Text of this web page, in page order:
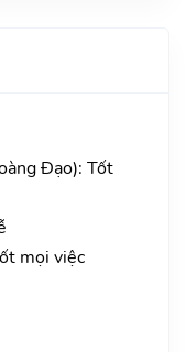
Đạo): Tốt
mọi việc